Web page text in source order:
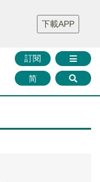
財華證券 媒體矩陣
智庫沙龍
聯絡我們
訂閱
简
下載APP